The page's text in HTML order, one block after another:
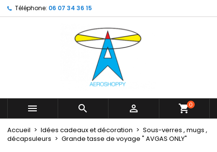
Téléphone: 06 07 34 36 15
   shopping_cart0
Accueil Idées cadeaux et décoration
Sous-verres , mugs ,
décapsuleurs
Grande tasse de voyage " AVGAS ONLY"
My wishlists ×
Create new list
Créer une liste d'envies ×
Nom de la liste d'envies
Connexion ×
Vous devez être connecté pour ajouter des produits
Annuler